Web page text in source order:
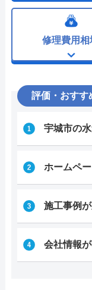
修理費用相
評価・おすす
宇城市の
ホームペ
施工事例
会社情報